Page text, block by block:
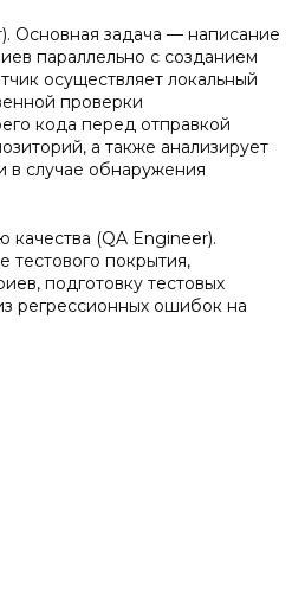
Основная задача — написание
параллельно с созданием
осуществляет локальный
проверки
кода перед отправкой
а также анализирует
в случае обнаружения
качества (QA Engineer).
тестового покрытия,
подготовку тестовых
регрессионных ошибок на